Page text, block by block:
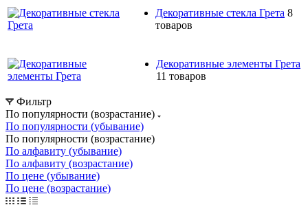
Декоративные стекла Грета 8
товаров
Декоративные элементы Грета
11 товаров
Фильтр
По популярности (возрастание)
По популярности (убывание)
По популярности (возрастание)
По алфавиту (убывание)
По алфавиту (возрастание)
По цене (убывание)
По цене (возрастание)